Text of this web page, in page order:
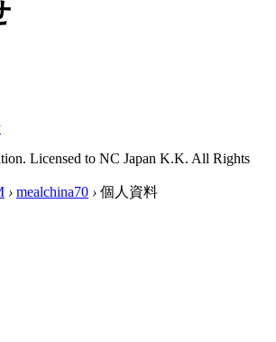
Licensed to NC Japan K.K. All Rights
› mealchina70 › 個人資料